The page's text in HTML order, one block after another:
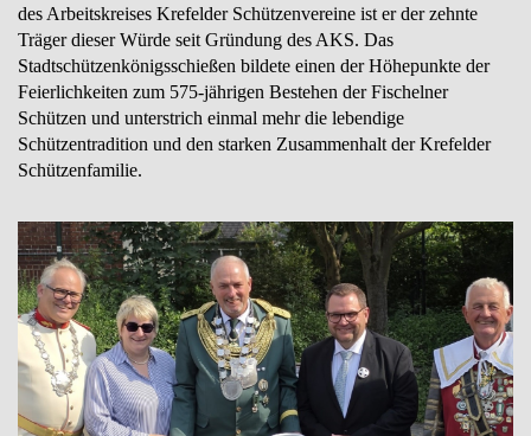
des Arbeitskreises Krefelder Schützenvereine ist er der zehnte
Träger dieser Würde seit Gründung des AKS. Das
Stadtschützenkönigsschießen bildete einen der Höhepunkte der
Feierlichkeiten zum 575-jährigen Bestehen der Fischelner
Schützen und unterstrich einmal mehr die lebendige
Schützentradition und den starken Zusammenhalt der Krefelder
Schützenfamilie.